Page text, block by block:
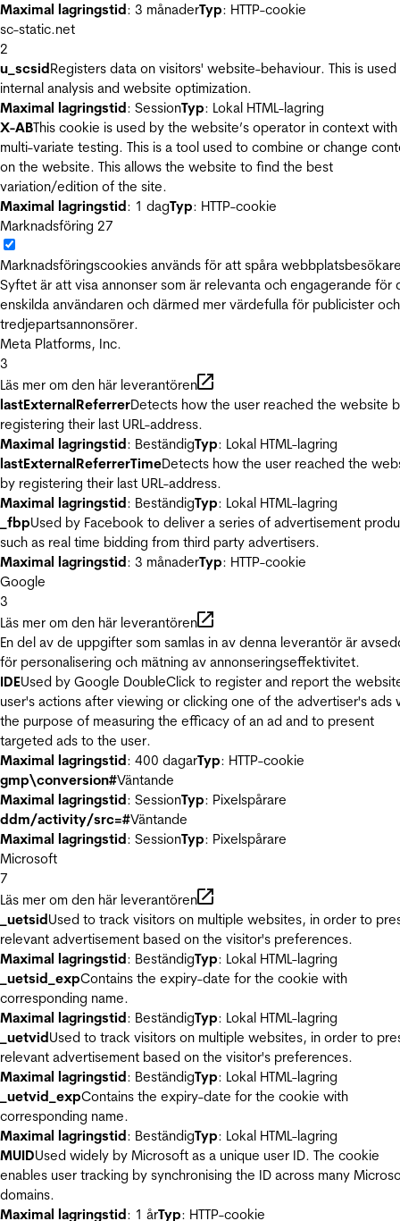
Maximal lagringstid: 3 månaderTyp: HTTP-cookie
sc-static.net
2
u_scsidRegisters data on visitors' website-behaviour. This is
internal analysis and website optimization.
Maximal lagringstid: SessionTyp: Lokal HTML-lagring
X-ABThis cookie is used by the website’s operator in context with
multi-variate testing. This is a tool used to combine or change
on the website. This allows the website to find the best
variation/edition of the site.
Maximal lagringstid: 1 dagTyp: HTTP-cookie
Marknadsföring 27
Marknadsföringscookies används för att spåra
Syftet är att visa annonser som är relevanta och engagerande för
enskilda användaren och därmed mer värdefulla för publicister och
tredjepartsannonsörer.
Meta Platforms, Inc.
3
Läs mer om den här leverantören
lastExternalReferrerDetects how the user reached the website
registering their last URL-address.
Maximal lagringstid: BeständigTyp: Lokal HTML-lagring
lastExternalReferrerTimeDetects how the user reached the
by registering their last URL-address.
Maximal lagringstid: BeständigTyp: Lokal HTML-lagring
_fbpUsed by Facebook to deliver a series of advertisement
such as real time bidding from third party advertisers.
Maximal lagringstid: 3 månaderTyp: HTTP-cookie
Google
3
Läs mer om den här leverantören
En del av de uppgifter som samlas in av denna leverantör är
för personalisering och mätning av annonseringseffektivitet.
IDEUsed by Google DoubleClick to register and report the
user's actions after viewing or clicking one of the advertiser's ads
the purpose of measuring the efficacy of an ad and to present
targeted ads to the user.
Maximal lagringstid: 400 dagarTyp: HTTP-cookie
gmp\conversion#Väntande
Maximal lagringstid: SessionTyp: Pixelspårare
ddm/activity/src=#Väntande
Maximal lagringstid: SessionTyp: Pixelspårare
Microsoft
7
Läs mer om den här leverantören
_uetsidUsed to track visitors on multiple websites, in order to
relevant advertisement based on the visitor's preferences.
Maximal lagringstid: BeständigTyp: Lokal HTML-lagring
_uetsid_expContains the expiry-date for the cookie with
corresponding name.
Maximal lagringstid: BeständigTyp: Lokal HTML-lagring
_uetvidUsed to track visitors on multiple websites, in order to
relevant advertisement based on the visitor's preferences.
Maximal lagringstid: BeständigTyp: Lokal HTML-lagring
_uetvid_expContains the expiry-date for the cookie with
corresponding name.
Maximal lagringstid: BeständigTyp: Lokal HTML-lagring
MUIDUsed widely by Microsoft as a unique user ID. The cookie
enables user tracking by synchronising the ID across many
domains.
Maximal lagringstid: 1 årTyp: HTTP-cookie